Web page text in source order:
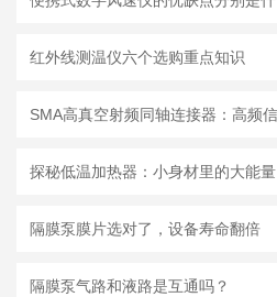
红外线测温仪六个选购重点知识
探秘低温加热器：小身材里的大能量
隔膜泵膜片选对了，设备寿命翻倍
隔膜泵气路和液路是互通吗？